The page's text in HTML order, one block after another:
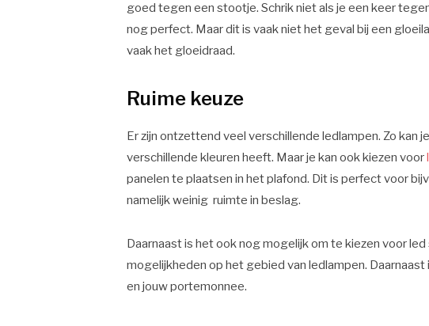
goed tegen een stootje. Schrik niet als je een keer
nog perfect. Maar dit is vaak niet het geval bij een
vaak het gloeidraad.
Ruime keuze
Er zijn ontzettend veel verschillende ledlampen. Zo kan
verschillende kleuren heeft. Maar je kan ook kiezen voor
panelen te plaatsen in het plafond. Dit is perfect voor
namelijk weinig ruimte in beslag.
Daarnaast is het ook nog mogelijk om te kiezen voor
mogelijkheden op het gebied van ledlampen.
en jouw portemonnee.